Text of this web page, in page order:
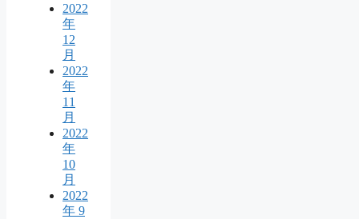
2022
年
12
月
2022
年
11
月
2022
年
10
月
2022
年 9